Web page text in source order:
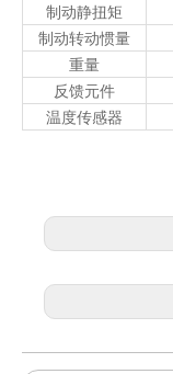
制动静扭矩
制动转动惯量
重量
反馈元件
温度传感器